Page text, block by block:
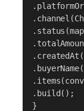
.build();
}